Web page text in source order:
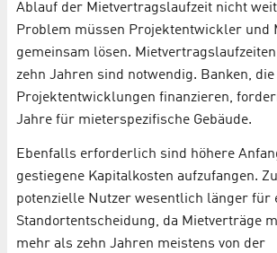
Ablauf der Mietvertragslaufzeit nicht
Problem müssen Projektentwickler und
gemeinsam lösen.
zehn Jahren sind notwendig. Banken,
Projektentwicklungen finanzieren,
Jahre für mieterspezifische Gebäude.
Ebenfalls erforderlich sind höhere
gestiegene Kapitalkosten aufzufangen.
potenzielle Nutzer wesentlich länger für
Standortentscheidung, da Mietverträge
mehr als zehn Jahren meistens von der